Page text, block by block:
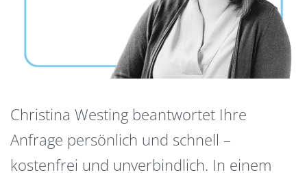
Christina Westing beantwortet Ihre
Anfrage persönlich und schnell –
kostenfrei und unverbindlich. In einem